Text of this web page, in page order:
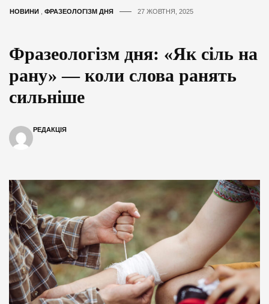
НОВИНИ ФРАЗЕОЛОГІЗМ ДНЯ 27 ЖОВТНЯ, 2025
Фразеологізм дня: «Як сіль на
рану» — коли слова ранять
сильніше
РЕДАКЦІЯ